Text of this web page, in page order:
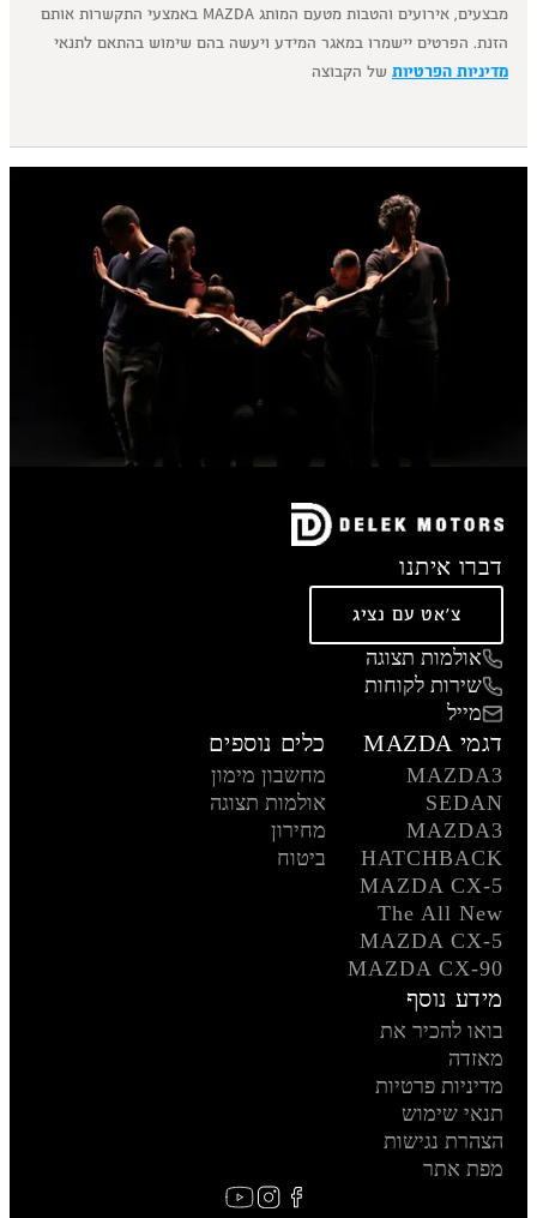
מבצעים, אירועים והטבות מטעם המותג MAZDA באמצעי התקשרות אותם
הזנת. הפרטים יישמרו במאגר המידע ויעשה בהם שימוש בהתאם לתנאי
מדיניות הפרטיותשל הקבוצה
דברו איתנו
צ'אט עם נציג
אולמות תצוגה
שירות לקוחות
מייל
דגמי MAZDA
MAZDA3
SEDAN
MAZDA3
HATCHBACK
MAZDA CX-5
The All New
MAZDA CX-5
MAZDA CX-90
כלים נוספים
מחשבון מימון
אולמות תצוגה
מחירון
ביטוח
מידע נוסף
בואו להכיר את
מאזדה
מדיניות פרטיות
תנאי שימוש
הצהרת נגישות
מפת אתר